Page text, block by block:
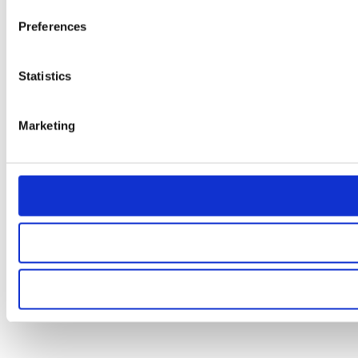
Preferences
Statistics
Marketing